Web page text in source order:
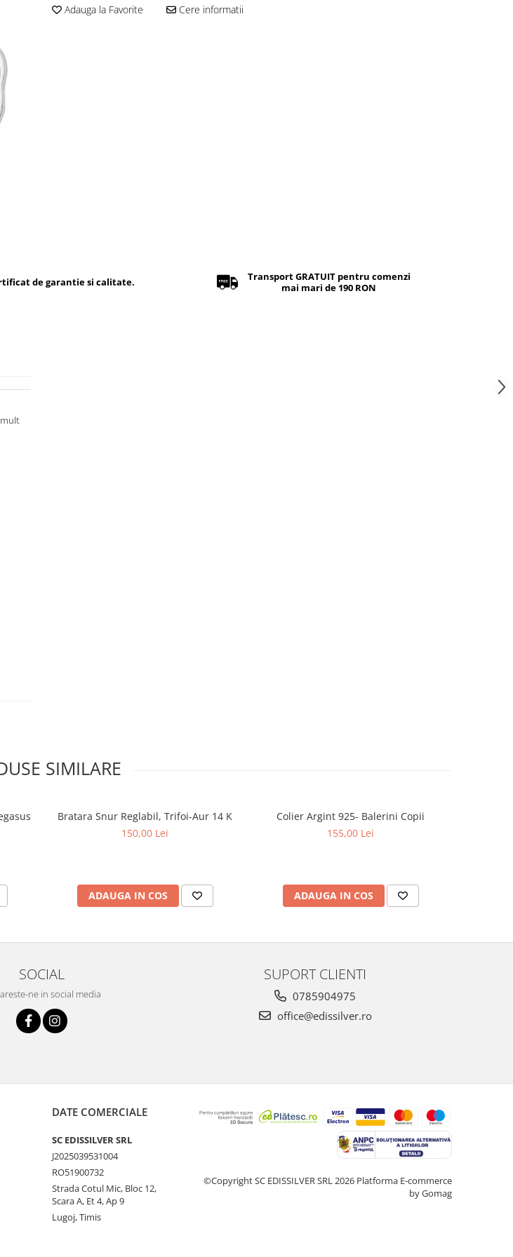
Adauga la Favorite Cere informatii
de garantie si calitate.
Transport GRATUIT pentru comenzi
mai mari de 190 RON
SIMILARE
Pegasus
Bratara Snur Reglabil, Trifoi-Aur 14 K
150,00 Lei
ADAUGA IN COS
Colier Argint 925- Balerini Copii
155,00 Lei
ADAUGA IN COS
SOCIAL
ne in social media
SUPORT CLIENTI
0785904975
office@edissilver.ro
DATE COMERCIALE
SC EDISSILVER SRL
J2025039531004
RO51900732
Strada Cotul Mic, Bloc 12,
Scara A, Et 4, Ap 9
Lugoj, Timis
©Copyright SC EDISSILVER SRL 2026 Platforma E-commerce
by Gomag